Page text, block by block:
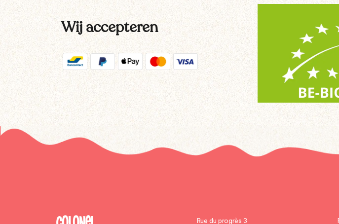
Wij accepteren
Rue du progrès 3